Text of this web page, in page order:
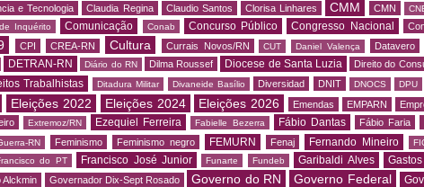
e Tecnologia Claudia Regina Claudio Santos Clorisa Linhares CMM CMN
Inquérito Comunicação Conab Concurso Público Congresso Nacional
CPI CREA-RN Cultura Currais Novos/RN CUT Daniel Valença Datavero
DETRAN-RN Diário do RN Dilma Roussef Diocese de Santa Luzia Direito do
Trabalhistas Ditadura Militar Divaneide Basílio Diversidad DNIT DNOCS DPU
Eleições 2022 Eleições 2024 Eleições 2026 Emendas EMPARN
Extremoz/RN Ezequiel Ferreira Fabielle Bezerra Fábio Dantas Fábio Faria
RN Feminismo Feminismo negro FEMURN Fenaj Fernando Mineiro
do PT Francisco José Junior Funarte Fundeb Garibaldi Alves
Alckmin Governador Dix-Sept Rosado Governo do RN Governo Federal